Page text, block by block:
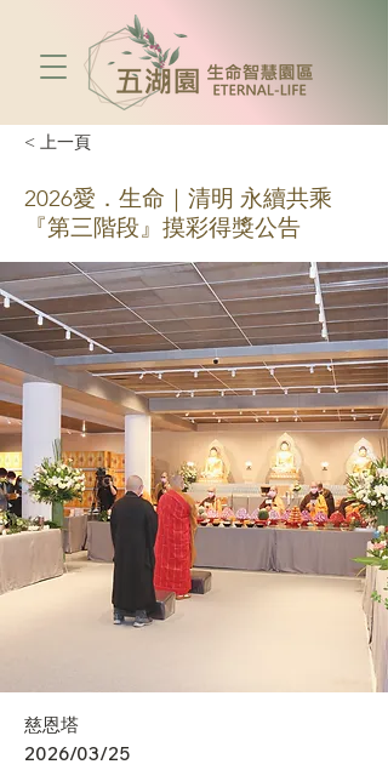
< 上一頁
2026愛．生命｜清明 永續共乘
『第三階段』摸彩得獎公告
慈恩塔
2026/03/25